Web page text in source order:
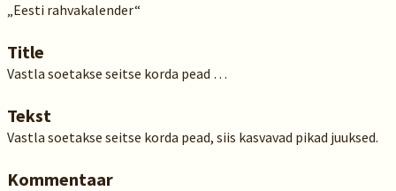
„Eesti rahvakalender“
Title
Vastla soetakse seitse korda pead …
Tekst
Vastla soetakse seitse korda pead, siis kasvavad pikad juuksed.
Kommentaar